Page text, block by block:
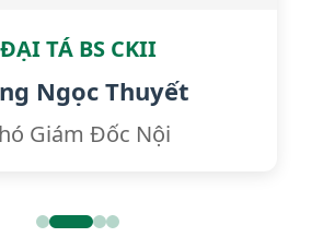
ĐẠI TÁ BS CKII
Ngọc Thuyết
Giám Đốc Nội